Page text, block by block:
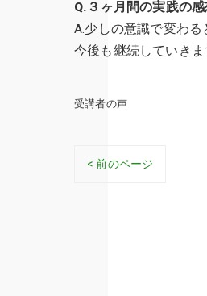
Q.３ヶ月間の実践の
A.少しの意識で変わ
今後も継続していきま
受講者の声
< 前のページ